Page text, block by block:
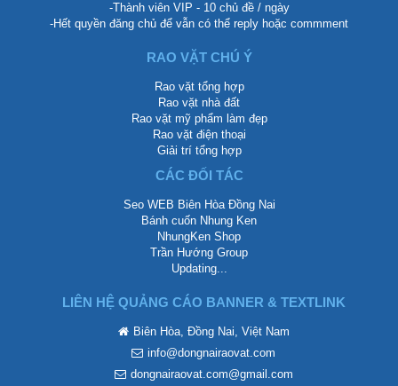
-Thành viên VIP - 10 chủ đề / ngày
-Hết quyền đăng chủ để vẫn có thể reply hoặc commment
RAO VẶT CHÚ Ý
Rao vặt tổng hợp
Rao vặt nhà đất
Rao vặt mỹ phẩm làm đẹp
Rao vặt điện thoại
Giải trí tổng hợp
CÁC ĐỐI TÁC
Seo WEB Biên Hòa Đồng Nai
Bánh cuốn Nhung Ken
NhungKen Shop
Trần Hướng Group
Updating...
LIÊN HỆ QUẢNG CÁO BANNER & TEXTLINK
Biên Hòa, Đồng Nai, Việt Nam
info@dongnairaovat.com
dongnairaovat.com@gmail.com